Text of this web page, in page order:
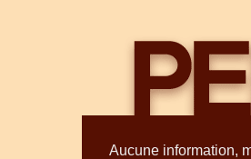
Aucune information,